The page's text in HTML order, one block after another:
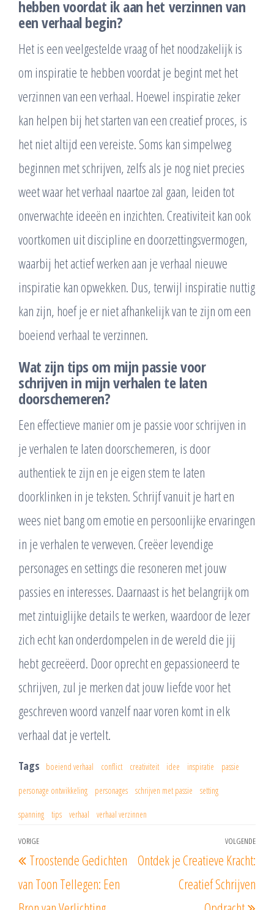
hebben voordat ik aan het verzinnen van
een verhaal begin?
Het is een veelgestelde vraag of het noodzakelijk is
om inspiratie te hebben voordat je begint met het
verzinnen van een verhaal. Hoewel inspiratie zeker
kan helpen bij het starten van een creatief proces, is
het niet altijd een vereiste. Soms kan simpelweg
beginnen met schrijven, zelfs als je nog niet precies
weet waar het verhaal naartoe zal gaan, leiden tot
onverwachte ideeën en inzichten. Creativiteit kan ook
voortkomen uit discipline en doorzettingsvermogen,
waarbij het actief werken aan je verhaal nieuwe
inspiratie kan opwekken. Dus, terwijl inspiratie nuttig
kan zijn, hoef je er niet afhankelijk van te zijn om een
boeiend verhaal te verzinnen.
Wat zijn tips om mijn passie voor
schrijven in mijn verhalen te laten
doorschemeren?
Een effectieve manier om je passie voor schrijven in
je verhalen te laten doorschemeren, is door
authentiek te zijn en je eigen stem te laten
doorklinken in je teksten. Schrijf vanuit je hart en
wees niet bang om emotie en persoonlijke ervaringen
in je verhalen te verweven. Creëer levendige
personages en settings die resoneren met jouw
passies en interesses. Daarnaast is het belangrijk om
met zintuiglijke details te werken, waardoor de lezer
zich echt kan onderdompelen in de wereld die jij
hebt gecreëerd. Door oprecht en gepassioneerd te
schrijven, zul je merken dat jouw liefde voor het
geschreven woord vanzelf naar voren komt in elk
verhaal dat je vertelt.
Tags boeiend verhaal conflict creativiteit idee inspiratie passie
personage ontwikkeling personages schrijven met passie setting
spanning tips verhaal verhaal verzinnen
Berichtnavigatie
Vorig
bericht
VORIGE
Troostende Gedichten
van Toon Tellegen: Een
VOLGENDE
Ontdek je Creatieve Kracht:
Creatief Schrijven